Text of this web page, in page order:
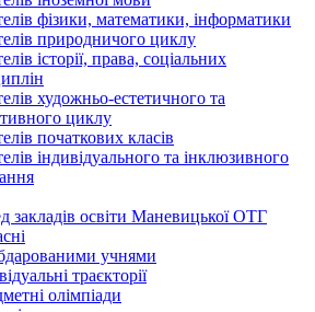
фізики, математики, інформатики
природничого циклу
історії, права, соціальних
художньо-естетичного та
циклу
початкових класів
індивідуального та інклюзивного
закладів освіти Маневицької ОТГ
учнями
траєкторії
олімпіади